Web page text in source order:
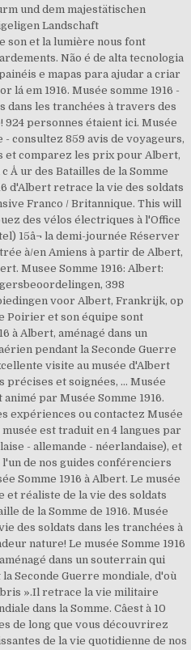
und dem majestätischen
Landschaft
son et la lumière nous font
Não é de alta tecnologia
e mapas para ajudar a criar
lá em 1916. Musée somme 1916 -
dans les tranchées à travers des
personnes étaient ici. Musée
- consultez 859 avis de voyageurs,
et comparez les prix pour Albert,
ur des Batailles de la Somme
d'Albert retrace la vie des soldats
Franco / Britannique. This will
des vélos électriques à l'Office
15â¬ la demi-journée Réserver
à/en Amiens à partir de Albert,
Musee Somme 1916: Albert:
398
voor Albert, Frankrijk, op
Poirier et son équipe sont
à Albert, aménagé dans un
pendant la Seconde Guerre
visite au musée d'Albert
précises et soignées, ... Musée
animé par Musée Somme 1916.
expériences ou contactez Musée
est traduit en 4 langues par
- allemande - néerlandaise), et
de nos guides conférenciers
Somme 1916 à Albert. Le musée
et réaliste de la vie des soldats
de la Somme de 1916. Musée
des soldats dans les tranchées à
nature! Le musée Somme 1916
dans un souterrain qui
Seconde Guerre mondiale, d'où
».Il retrace la vie militaire
dans la Somme. Câest à 10
de long que vous découvrirez
de la vie quotidienne de nos